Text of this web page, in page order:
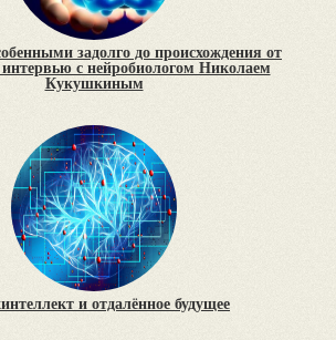
задолго до происхождения от
с нейробиологом Николаем
Кукушкиным
и отдалённое будущее